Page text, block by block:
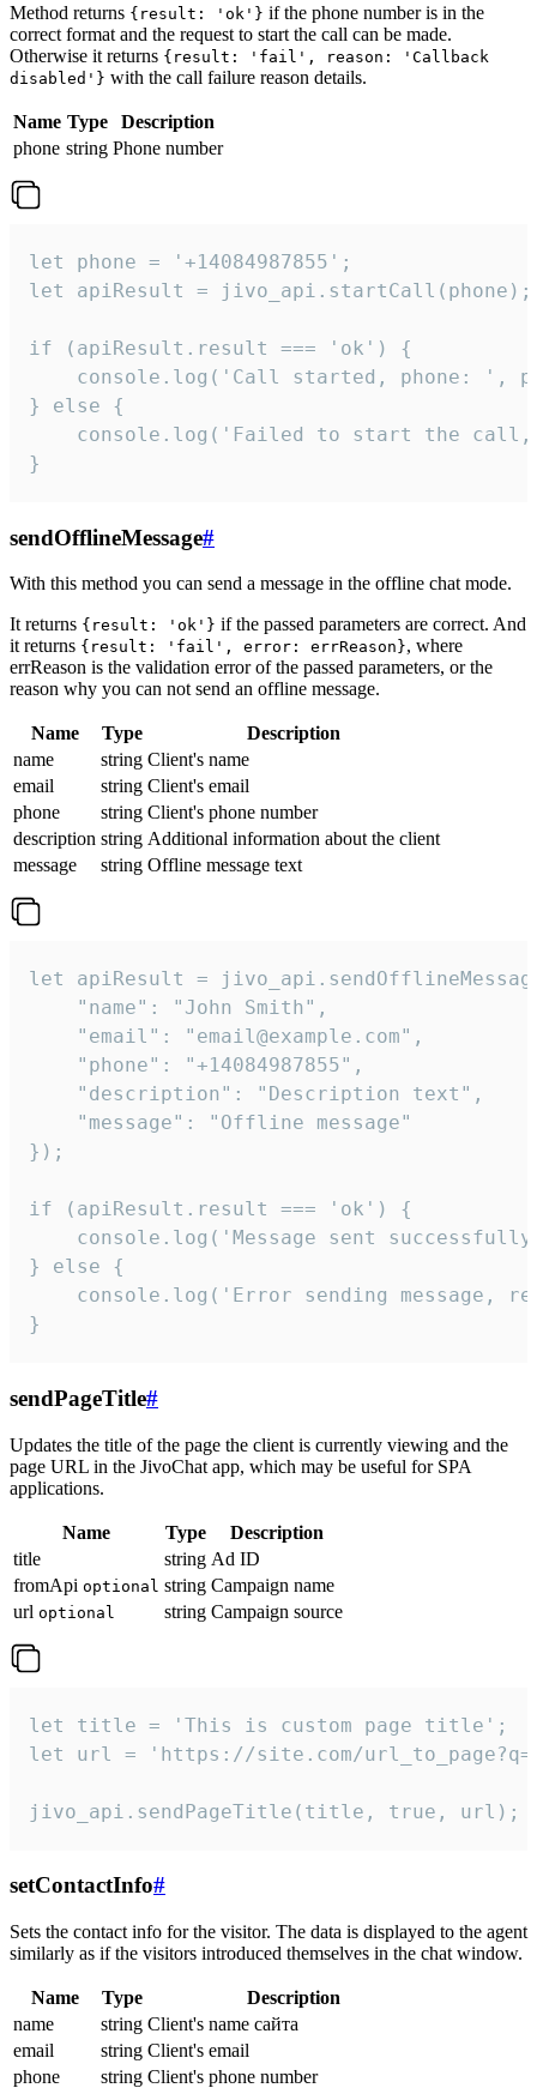
Method returns {result: 'ok'} if the phone number is in the
correct format and the request to start the call can be made.
Otherwise it returns {result: 'fail', reason: 'Callback
disabled'} with the call failure reason details.
Name Type
Description
phone string Phone number
let phone = '+14084987855';
let apiResult = jivo_api.startCall(phone);
if (apiResult.result === 'ok') {
console.log('Call started, phone: ',
} else {
console.log('Failed to start the
}
sendOfflineMessage#
With this method you can send a message in the offline chat mode.
It returns {result: 'ok'} if the passed parameters are correct. And
it returns {result: 'fail', error: errReason}, where
errReason is the validation error of the passed parameters, or the
reason why you can not send an offline message.
Name Type
Description
name
string Client's name
email
string Client's email
phone
string Client's phone number
description string Additional information about the client
message
string Offline message text
let apiResult =
    "name": "John Smith",
    "email": "email@example.com",
    "phone": "+14084987855",
    "description": "Description text",
    "message": "Offline message"
});
if (apiResult.result === 'ok') {
console.log('Message sent
} else {
console.log('Error sending message,
}
sendPageTitle#
Updates the title of the page the client is currently viewing and the
page URL in the JivoChat app, which may be useful for SPA
applications.
Name Type
Description
title
string Ad ID
fromApi optional string Campaign name
url optional string Campaign source
let title = 'This is custom page title';
let url = 'https://site.com/
jivo_api.sendPageTitle(title, true, url);
setContactInfo#
Sets the contact info for the visitor. The data is displayed to the agent
similarly as if the visitors introduced themselves in the chat window.
Name Type
Description
name
string Client's name сайта
email
string Client's email
phone
string Client's phone number